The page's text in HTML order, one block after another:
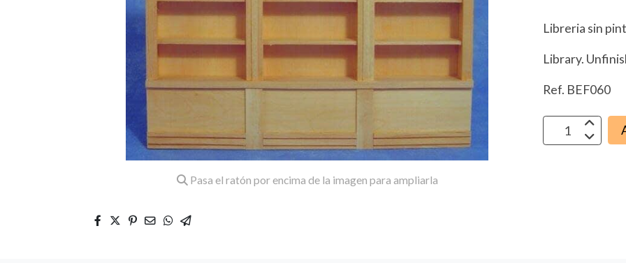
Pasa el ratón por encima de la imagen para ampliarla
Libreria sin
Library.
Ref. BEF060